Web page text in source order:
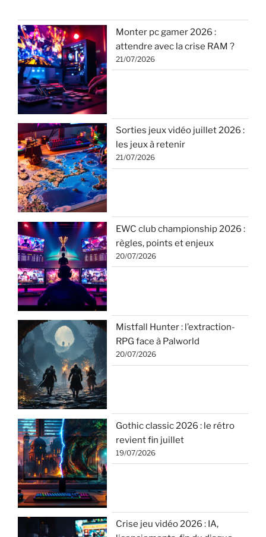
Monter pc gamer 2026 :
attendre avec la crise RAM ?
21/07/2026
Sorties jeux vidéo juillet 2026 :
les jeux à retenir
21/07/2026
EWC club championship 2026 :
règles, points et enjeux
20/07/2026
Mistfall Hunter : l’extraction-
RPG face à Palworld
20/07/2026
Gothic classic 2026 : le rétro
revient fin juillet
19/07/2026
Crise jeu vidéo 2026 : IA,